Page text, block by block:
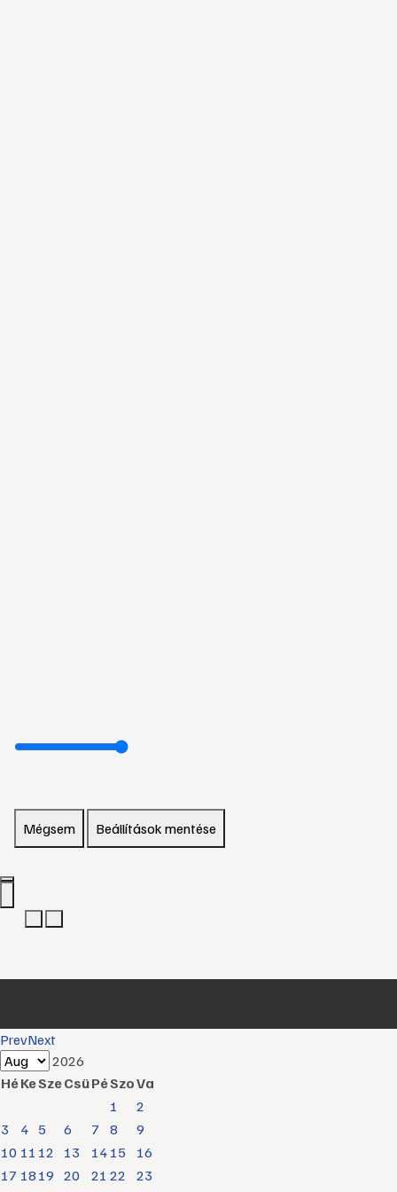
Mégsem Beállítások mentése
PrevNext
2026
HéKeSzeCsüPéSzoVa
1
2
3
4 5 6 7 8
9
10 11 12 13 14 15
16
17 18 19 20 21 22
23